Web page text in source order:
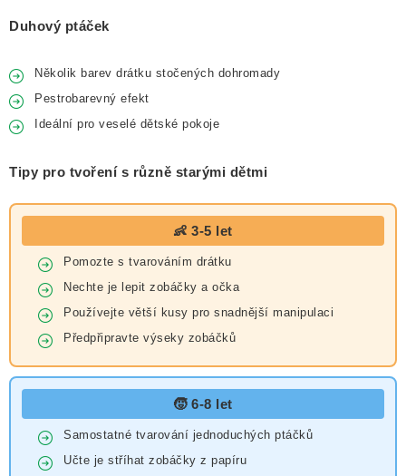
Duhový ptáček
Několik barev drátku stočených dohromady
Pestrobarevný efekt
Ideální pro veselé dětské pokoje
Tipy pro tvoření s různě starými dětmi
👶 3-5 let
Pomozte s tvarováním drátku
Nechte je lepit zobáčky a očka
Používejte větší kusy pro snadnější manipulaci
Předpřipravte výseky zobáčků
🧒 6-8 let
Samostatné tvarování jednoduchých ptáčků
Učte je stříhat zobáčky z papíru